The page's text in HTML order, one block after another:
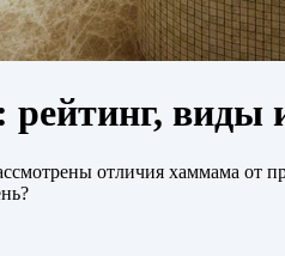
виды
отличия хаммама от